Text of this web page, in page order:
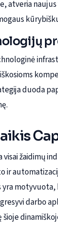
atveria
duoda
visai žaidimų
darbo